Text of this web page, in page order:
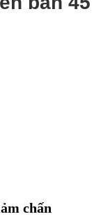
chấn